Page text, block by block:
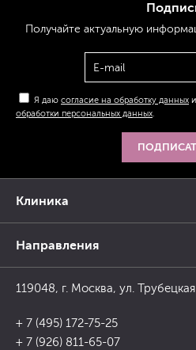
Клиника
Направления
119048, г. Москва, ул.
+ 7 (495) 172-75-25
+ 7 (926) 811-65-07
Получайте актуальную
Я даю согласие на обработку данных
обработки персональных данных